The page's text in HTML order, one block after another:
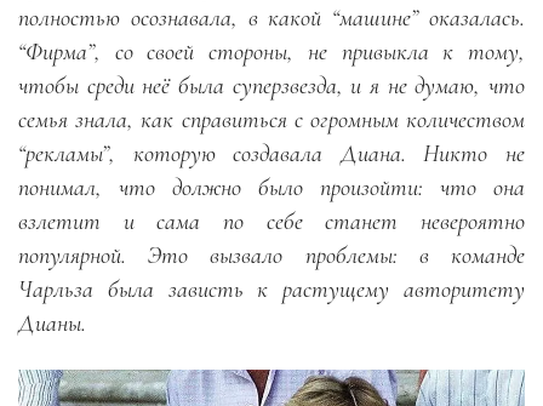
полностью осознавала, в какой “машине” оказалась.
“Фирма”, со своей стороны, не привыкла к тому,
чтобы среди неё была суперзвезда, и я не думаю, что
семья знала, как справиться с огромным количеством
“рекламы”, которую создавала Диана. Никто не
понимал, что должно было произойти: что она
взлетит и сама по себе станет невероятно
популярной. Это вызвало проблемы: в команде
Чарльза была зависть к растущему авторитету
Дианы.